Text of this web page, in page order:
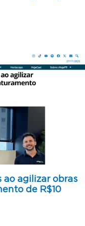
ao agilizar obras
de R$10